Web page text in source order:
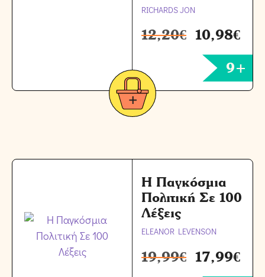
RICHARDS JON
12,20€ 10,98€
9+
Η Παγκόσμια
Πολιτική Σε 100
Λέξεις
ELEANOR LEVENSON
19,99€ 17,99€